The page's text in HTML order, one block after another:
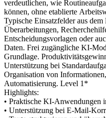
verdeutlichen, wie
können, ohne etablierte
Typische Einsatzfelder aus
Überarbeitungen,
Entscheidungsvorlagen oder
Daten. Frei zugängliche
Grundlage.
Unterstützung bei
Organisation von
Automatisierung. Level 1*
Highlights:
• Praktische KI‑Anwendungen
• Unterstützung bei